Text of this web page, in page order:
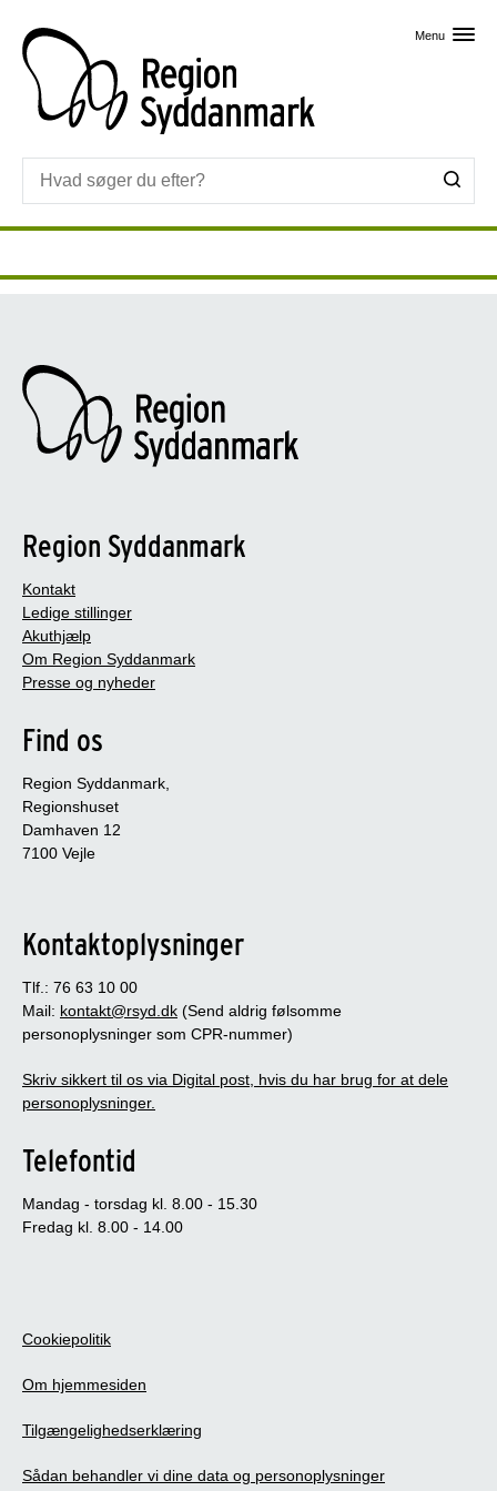
Menu
Region Syddanmark
Kontakt
Ledige stillinger
Akuthjælp
Om Region Syddanmark
Presse og nyheder
Find os
Region Syddanmark,
Regionshuset
Damhaven 12
7100 Vejle
Kontaktoplysninger
Tlf.: 76 63 10 00
Mail: kontakt@rsyd.dk (Send aldrig følsomme
personoplysninger som CPR-nummer)
Skriv sikkert til os via Digital post, hvis du har brug for at dele
personoplysninger.
Telefontid
Mandag - torsdag kl. 8.00 - 15.30
Fredag kl. 8.00 - 14.00
Cookiepolitik
Om hjemmesiden
Tilgængelighedserklæring
Sådan behandler vi dine data og personoplysninger